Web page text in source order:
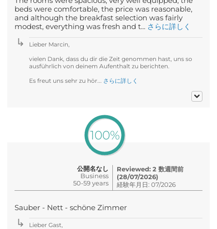
beds were comfortable, the price was reasonable,
and although the breakfast selection was fairly
modest, everything was fresh and t... さらに詳しく
Lieber Marcin,
vielen Dank, dass du dir die Zeit genommen hast, uns so
ausführlich von deinem Aufenthalt zu berichten.
Es freut uns sehr zu hör... さらに詳しく
100%
公開名なし
Business
50-59 years
Reviewed: 2 数週間前
(28/07/2026)
経験年月日: 07/2026
Sauber - Nett - schöne Zimmer
Lieber Gast,